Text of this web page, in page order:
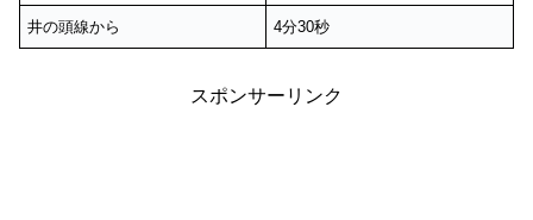
井の頭線から 4分30秒
スポンサーリンク